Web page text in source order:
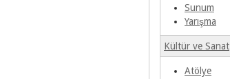
Sunum
Yarışma
Kültür ve Sanat
Atölye